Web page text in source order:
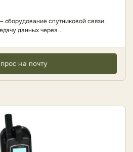
спутниковой связи.
данных через ..
на почту